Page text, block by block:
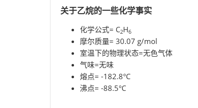
关于乙烷的一些化学事实
化学公式= C2H6
摩尔质量= 30.07 g/mol
室温下的物理状态=无色气体
气味=无味
熔点= -182.8°C
沸点= -88.5°C